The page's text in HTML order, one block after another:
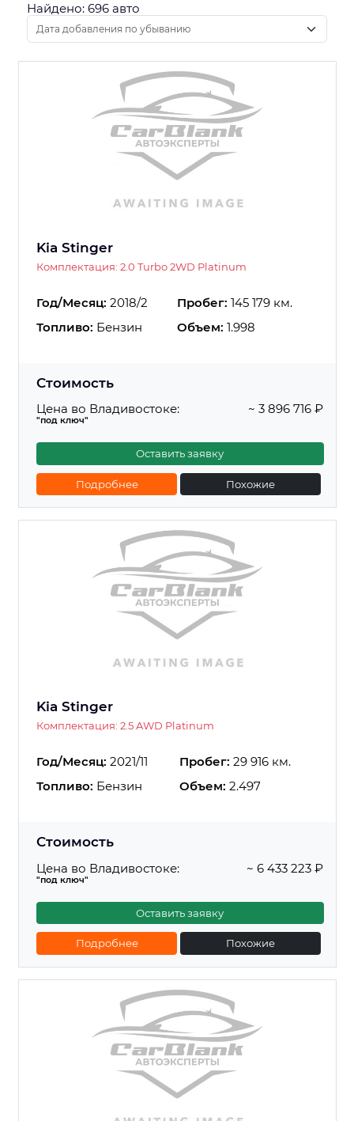
Найдено: 696 авто
Kia Stinger
Комплектация: 2.0 Turbo 2WD Platinum
Год/Месяц: 2018/2 Пробег: 145 179 км.
Топливо: Бензин Объем: 1.998
Стоимость
Цена во Владивостоке:
"под ключ"
~ 3 896 716 ₽
Оставить заявку
Подробнее Похожие
Kia Stinger
Комплектация: 2.5 AWD Platinum
Год/Месяц: 2021/11 Пробег: 29 916 км.
Топливо: Бензин Объем: 2.497
Стоимость
Цена во Владивостоке:
"под ключ"
~ 6 433 223 ₽
Оставить заявку
Подробнее Похожие